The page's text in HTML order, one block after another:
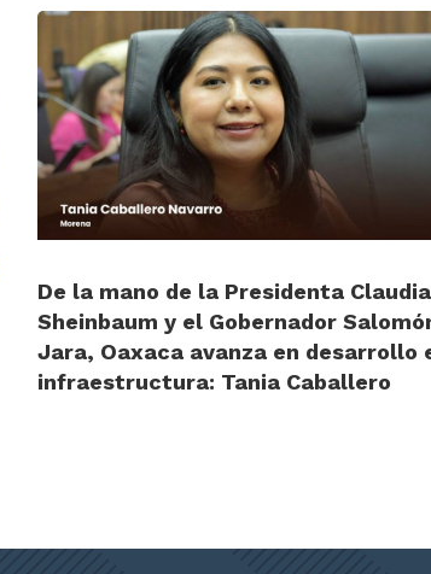
De la mano de la Presidenta Claudia
Sheinbaum y el Gobernador
Jara, Oaxaca avanza en desarrollo
infraestructura: Tania Caballero